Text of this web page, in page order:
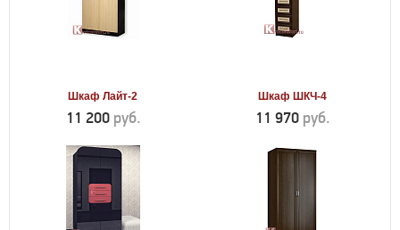
Шкаф Лайт-2
11 200 руб.
Шкаф ШКЧ-4
11 970 руб.